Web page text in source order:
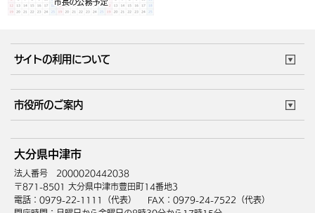
サイトの利用について
サイトマップ
市役所のご案内
庁舎地図 組織案内
中津市へのアクセス
大分県中津市
法人番号 2000020442038
〒871-8501 大分県中津市豊田町14番地3
電話：0979-22-1111（代表）
FAX：0979-24-7522（代表）